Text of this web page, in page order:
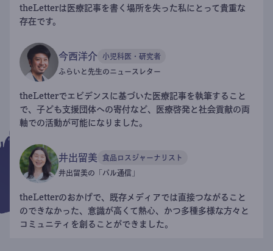
theLetterは医療記事を書く場所を失った私にとって貴重な
存在です。
今西洋介 小児科医・研究者
ふらいと先生のニュースレター
theLetterでエビデンスに基づいた医療記事を執筆すること
で、子ども支援団体への寄付など、医療啓発と社会貢献の両
軸での活動が可能になりました。
井出留美 食品ロスジャーナリスト
井出留美の「パル通信」
theLetterのおかげで、既存メディアでは直接つながること
のできなかった、意識が高くて熱心、かつ多種多様な方々と
コミュニティを創ることができました。